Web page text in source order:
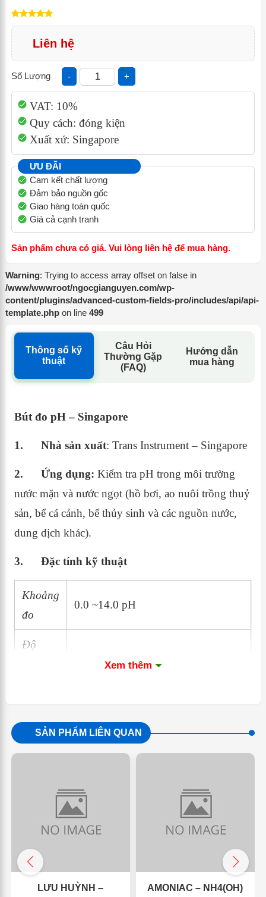
Liên hệ
Số Lượng - +
VAT: 10%
Quy cách: đóng kiện
Xuất xứ: Singapore
ƯU ĐÃI
Cam kết chất lượng
Đảm bảo nguồn gốc
Giao hàng toàn quốc
Giá cả cạnh tranh
Sản phẩm chưa có giá. Vui lòng liên hệ để mua hàng.
Warning: Trying to access array offset on false in
/www/wwwroot/ngocgianguyen.com/wp-
content/plugins/advanced-custom-fields-pro/includes/api/api-
template.php on line499
Thông số kỹ
thuật
Câu Hỏi
Thường Gặp
(FAQ)
Hướng dẫn
mua hàng
Bút đo pH – Singapore
1. Nhà sản xuất: Trans Instrument – Singapore
2. Ứng dụng: Kiểm tra pH trong môi trường
nước mặn và nước ngọt (hồ bơi, ao nuôi trồng thuỷ
sản, bể cá cảnh, bể thủy sinh và các nguồn nước,
dung dịch khác).
3.Đặc tính kỹ thuật
Khoảng
đo
0.0 ~14.0 pH
Độ
0.1 pH
chính
xác
± 0.2 pH
Tự động, 1 điểm pH7
Màn
hình
Chức
Xem thêm
SẢN PHẨM LIÊN QUAN
LƯU HUỲNH –
AMONIAC – NH4(OH)